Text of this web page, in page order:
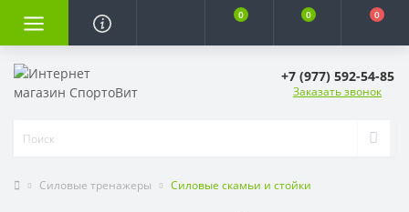
0 0 0
+7 (977) 592-54-85
Заказать звонок
Силовые тренажеры Силовые скамьи и стойки